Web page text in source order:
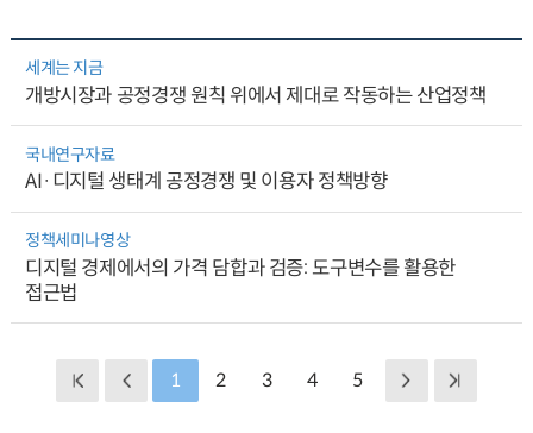
세계는 지금
개방시장과 공정경쟁 원칙 위에서 제대로 작동하는 산업정책
국내연구자료
AI·디지털 생태계 공정경쟁 및 이용자 정책방향
정책세미나영상
디지털 경제에서의 가격 담합과 검증: 도구변수를 활용한
접근법
1 2 3 4 5